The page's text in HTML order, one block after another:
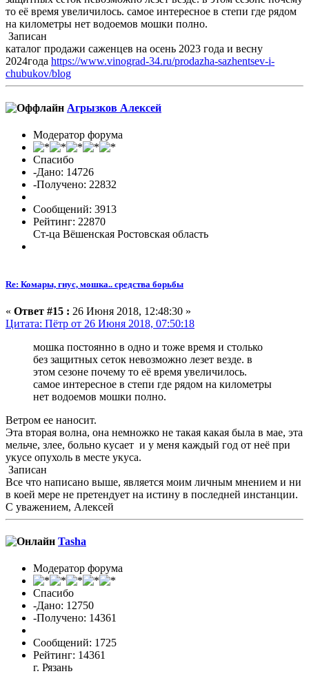
то её время увеличилось. самое интересное в степи где рядом
на километры нет водоемов мошки полно.
Записан
каталог продажи саженцев на осень 2023 года и весну
2024года https://www.vinograd-34.ru/prodazha-sazhentsev-i-
chubukov/blog
Агрызков Алексей
Модератор форума
Спасибо
-Дано: 14726
-Получено: 22832
Сообщений: 3913
Рейтинг: 22870
Ст-ца Вёшенская Ростовская область
Re: Комары, гнус, мошка.. средства борьбы
« Ответ #15 : 26 Июня 2018, 12:48:30 »
Цитата: Пётр от 26 Июня 2018, 07:50:18
мошка постоянно в одно и тоже время и столько
без защитных сеток невозможно лезет везде. в
этом сезоне почему то её время увеличилось.
самое интересное в степи где рядом на километры
нет водоемов мошки полно.
Ветром ее наносит.
Эта вторая волна, она немножко не такая какая была в мае, эта
мельче, злее, больно кусает и у меня каждый год от неё при
укусе опухоль в месте укуса.
Записан
Все что написано выше, является моим личным мнением и ни
в коей мере не претендует на истину в последней инстанции.
С уважением, Алексей
Tasha
Модератор форума
Спасибо
-Дано: 12750
-Получено: 14361
Сообщений: 1725
Рейтинг: 14361
г. Рязань